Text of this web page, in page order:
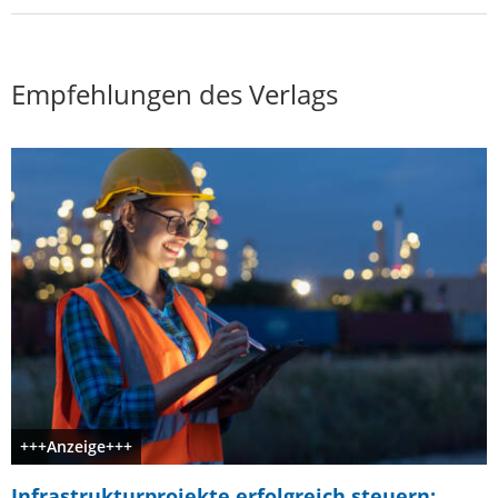
Empfehlungen des Verlags
+++Anzeige+++